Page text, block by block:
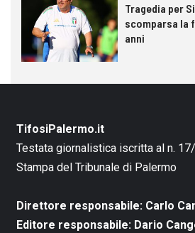
Tragedia per
scomparsa la
anni
TifosiPalermo.it
Testata giornalistica iscritta al n.
Stampa del Tribunale di Palermo
Direttore responsabile: Carlo
Editore responsabile: Dario